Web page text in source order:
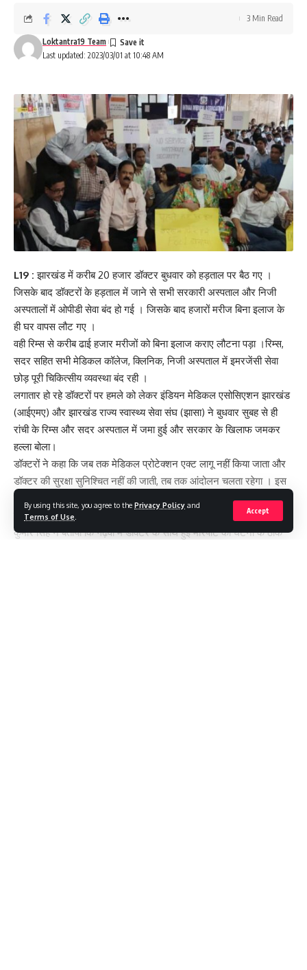
By using this site, you agree to the Privacy Policy and
Terms of Use
Accept
Last updated: 2023/03/01 at 10:48 AM
Loktantra19 Team
3 Min Read
L19 : झारखंड में करीब 20 हजार डॉक्टर बुधवार को हड़ताल पर बैठ गए ।
जिसके बाद डॉक्टरों के हड़ताल में जाने से सभी सरकारी अस्पताल और निजी
अस्पतालों में ओपीडी सेवा बंद हो गई । जिसके बाद हजारों मरीज बिना इलाज के
ही घर वापस लौट गए ।
वही रिम्स से करीब ढाई हजार मरीजों को बिना इलाज कराए लौटना पड़ा ।रिम्स,
सदर सहित सभी मेडिकल कॉलेज, क्लिनिक, निजी अस्पताल में इमरजेंसी सेवा
छोड़ पूरी चिकित्सीय व्यवस्था बंद रही ।
लगातार हो रहे डॉक्टरों पर हमले को लेकर इंडियन मेडिकल एसोसिएशन झारखंड
(आईएमए) और झारखंड राज्य स्वास्थ्य सेवा संघ (झासा) ने बुधवार सुबह से ही
रांची के रिम्स और सदर अस्पताल में जमा हुई और सरकार के खिलाफ जमकर
हल्ला बोला।
डॉक्टरों ने कहा कि जब तक मेडिकल प्रोटेक्शन एक्ट लागू नहीं किया जाता और
डॉक्टर की सुरक्षा सुनिश्चित नहीं की जाती, तब तक आंदोलन चलता रहेगा । इस
हड़ताल में एसोसिएशन ऑफ हेल्थकेयर प्रोवाइडर (एएचपीआई) और पैथोलाजी-
रेडियोजलाजी सेंटरों ने भी अपना समर्थन दिया है । आईएमए सचिव डॉ. प्रदीप
कुमार सिंह ने बताया कि गढ़वा में डॉक्टर के साथ हुई मारपीट की घटना के ठीक